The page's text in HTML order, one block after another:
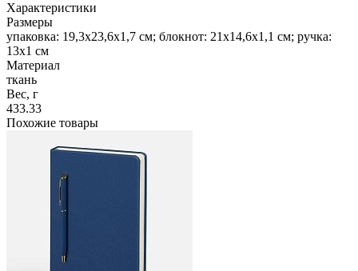
Характеристики
Размеры
упаковка: 19,3х23,6х1,7 см; блокнот: 21х14,6х1,1 см; ручка:
13х1 см
Материал
ткань
Вес, г
433.33
Похожие товары